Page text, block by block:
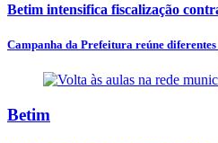
Betim intensifica fiscalização
Campanha da Prefeitura reúne
Betim